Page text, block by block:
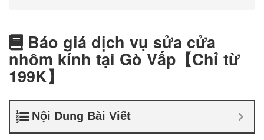
Báo giá dịch vụ sửa cửa
nhôm kính tại Gò Vấp【Chỉ từ
199K】
Nội Dung Bài Viết